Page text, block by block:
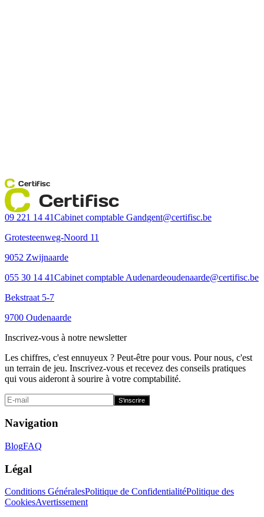
Certifisc
Certifisc
09 221 14 41Cabinet comptable Gandgent@certifisc.be
Grotesteenweg-Noord 11
9052 Zwijnaarde
055 30 14 41Cabinet comptable Audenardeoudenaarde@certifisc.be
Bekstraat 5-7
9700 Oudenaarde
Inscrivez-vous à notre newsletter
Les chiffres, c'est ennuyeux ? Peut-être pour vous. Pour nous, c'est
un terrain de jeu. Inscrivez-vous et recevez des conseils pratiques
qui vous aideront à sourire à votre comptabilité.
S'inscrire
Navigation
BlogFAQ
Légal
Conditions GénéralesPolitique de ConfidentialitéPolitique des
CookiesAvertissement